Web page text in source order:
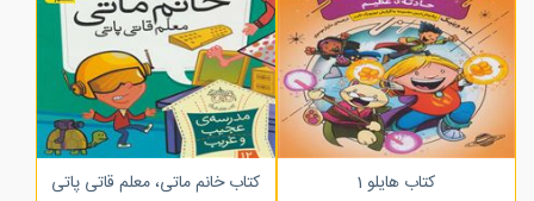
کتاب هایلو 1 کتاب خانم ماتی، معلم قاتی پاتی